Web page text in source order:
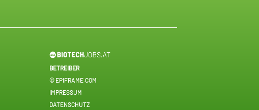
BETREIBER
© EPIFRAME.COM
IMPRESSUM
DATENSCHUTZ